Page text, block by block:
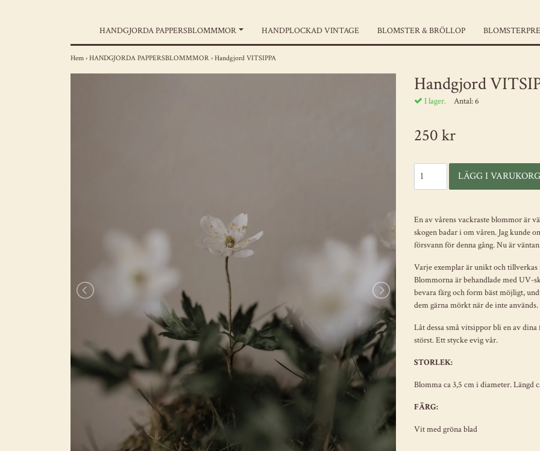
HANDGJORDA PAPPERSBLOMMMOR HANDPLOCKAD VINTAGE BLOMSTER & BRÖLLOP
Hem › HANDGJORDA PAPPERSBLOMMMOR › Handgjord VITSIPPA
Handgjord
I lager. Antal:6
250 kr
En av vårens vackraste blommor är
skogen badar i om våren. Jag kunde
försvann för denna gång. Nu är
Varje exemplar är unikt och
Blommorna är behandlade med UV-
bevara färg och form bäst möjligt,
dem gärna mörkt när de inte används.
Låt dessa små vitsippor bli en av
störst. Ett stycke evig vår.
STORLEK:
Blomma ca 3,5 cm i diameter. Längd
FÄRG:
Vit med gröna blad